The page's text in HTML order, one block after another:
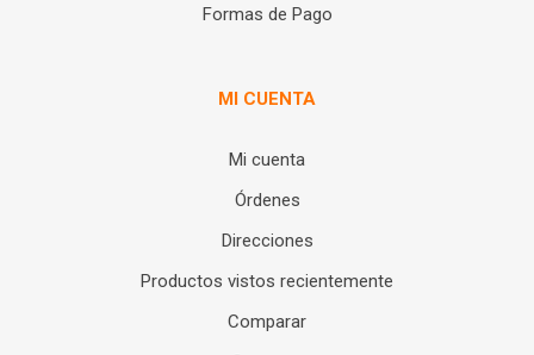
Formas de Pago
MI CUENTA
Mi cuenta
Órdenes
Direcciones
Productos vistos recientemente
Comparar